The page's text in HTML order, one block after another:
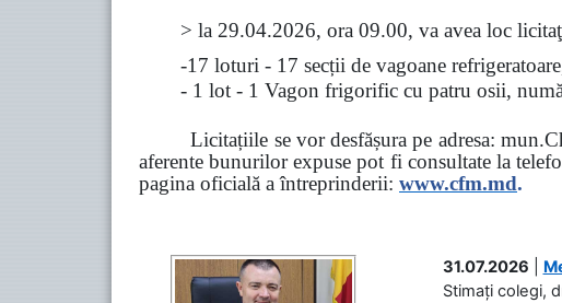
> la 29.04.2026, ora 09.00, va avea loc
-17 loturi - 17 secții de vagoane
- 1 lot - 1 Vagon frigorific cu patru osii,
Licitațiile se vor desfășura pe adresa:
aferente bunurilor expuse pot fi consultate la
pagina oficială a întreprinderii: www.cfm.md.
31.07.2026
Stimați colegi,